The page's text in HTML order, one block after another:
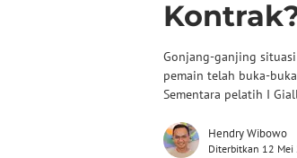
Gonjang-ganjing situasi
pemain telah buka-
Sementara pelatih I
Hendry Wibowo
Diterbitkan 12